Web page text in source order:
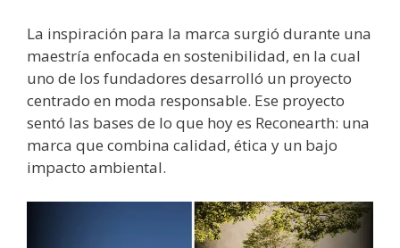
La inspiración para la marca surgió durante una
maestría enfocada en sostenibilidad, en la cual
uno de los fundadores desarrolló un proyecto
centrado en moda responsable. Ese proyecto
sentó las bases de lo que hoy es Reconearth: una
marca que combina calidad, ética y un bajo
impacto ambiental.